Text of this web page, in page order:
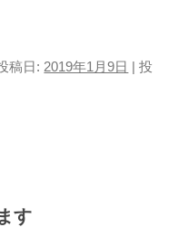
稿日: 2019年1月9日 |投
す